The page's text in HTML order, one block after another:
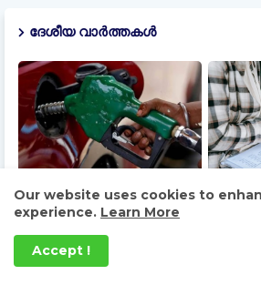
ദേശീയ വാർത്തകൾ
ഇ20 പെട്രോളിന്റെ
ഗുണമേന്മയിൽ ആശങ്ക
വേണ്ടെന്ന് എണ്ണക്കമ്പനികൾ;
ചട്ടങ്ങൾ പാലിക്കുന്നുണ്ടെന്ന്
വ്യക്തമാക്കി സംയുക്ത
നീറ്റ്
Our website uses cookies to
experience. Learn More
Accept !